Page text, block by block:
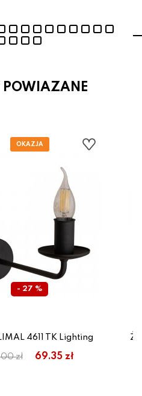
POWIAZANE
- 27 %
4611 TK Lighting
zł 69.35 zł